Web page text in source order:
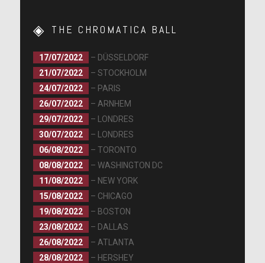
THE CHROMATICA BALL
17/07/2022
– DÜSSELDORF
21/07/2022
– STOCKHOLM
24/07/2022
– PARIS
26/07/2022
– ARNHEM
29/07/2022
– LONDRES
30/07/2022
– LONDRES
06/08/2022
– TORONTO
08/08/2022
– WASHINGTON DC
11/08/2022
– NEW YORK
15/08/2022
– CHICAGO
19/08/2022
– BOSTON
23/08/2022
– DALLAS
26/08/2022
– ATLANTA
28/08/2022
– HERSHEY